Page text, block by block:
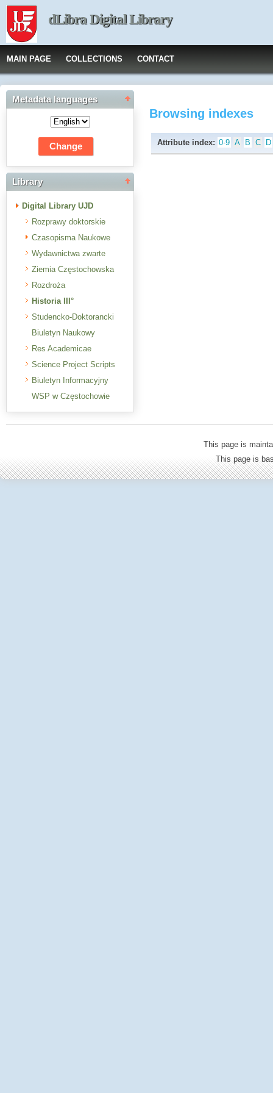
dLibra Digital Library
MAIN PAGE COLLECTIONS CONTACT
Metadata languages
Library
Digital Library UJD
Rozprawy doktorskie
Czasopisma Naukowe
Wydawnictwa zwarte
Ziemia Częstochowska
Rozdroża
Historia III°
Studencko-Doktorancki
Biuletyn Naukowy
Res Academicae
Science Project Scripts
Biuletyn Informacyjny
WSP w Częstochowie
Browsing indexes
Attribute index: 0-9 A B C D
This page is
This page is